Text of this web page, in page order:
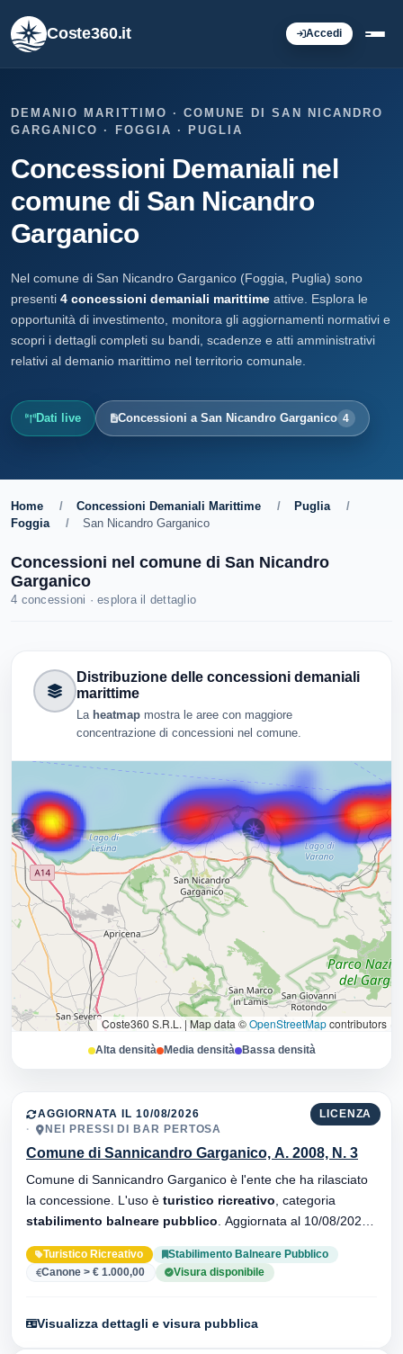
Coste360.it Accedi
DEMANIO MARITTIMO · COMUNE DI SAN NICANDRO
GARGANICO · FOGGIA · PUGLIA
Concessioni Demaniali nel
comune di San Nicandro
Garganico
Nel comune di San Nicandro Garganico (Foggia, Puglia) sono
presenti 4 concessioni demaniali marittime attive. Esplora le
opportunità di investimento, monitora gli aggiornamenti normativi e
scopri i dettagli completi su bandi, scadenze e atti amministrativi
relativi al demanio marittimo nel territorio comunale.
Dati live Concessioni a San Nicandro Garganico 4
Home / Concessioni Demaniali Marittime / Puglia
/
Foggia
/ San Nicandro Garganico
Concessioni nel comune di San Nicandro
Garganico
4 concessioni · esplora il dettaglio
Distribuzione delle concessioni demaniali
marittime
La heatmap mostra le aree con maggiore
concentrazione di concessioni nel comune.
Coste360 S.R.L. | Map data ©OpenStreetMapcontributors
Alta densità Media densità Bassa densità
LICENZA
AGGIORNATA IL 10/08/2026
NEI PRESSI DI BAR PERTOSA
Comune di Sannicandro Garganico, A. 2008, N. 3
Comune di Sannicandro Garganico è l'ente che ha rilasciato
la concessione. L'uso è turistico ricreativo , categoria
stabilimento balneare pubblico
Turistico Ricreativo
Stabilimento Balneare Pubblico
Canone > € 1.000,00
Visura disponibile
Visualizza dettagli e visura pubblica